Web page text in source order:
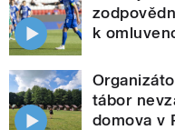
k
tábor
domova v